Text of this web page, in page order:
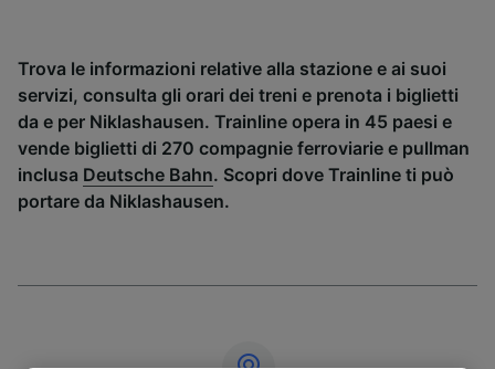
Trova le informazioni relative alla stazione e ai suoi
servizi, consulta gli orari dei treni e prenota i biglietti
da e per Niklashausen. Trainline opera in 45 paesi e
vende biglietti di 270 compagnie ferroviarie e pullman
inclusa Deutsche Bahn. Scopri dove Trainline ti può
portare da Niklashausen.